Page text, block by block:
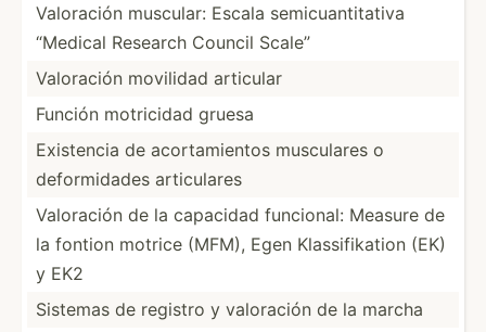
Valoración muscular: Escala semicu­ant­itativa
“Medical Research Council Scale”
Valoración movilidad articular
Función motricidad gruesa
Existencia de acorta­mientos musculares o
deform­idades articu­lares
Valoración de la capacidad funcional: Measure de
la fontion motrice (MFM), Egen Klassi­fik­ation (EK)
y EK2
Sistemas de registro y valoración de la marcha